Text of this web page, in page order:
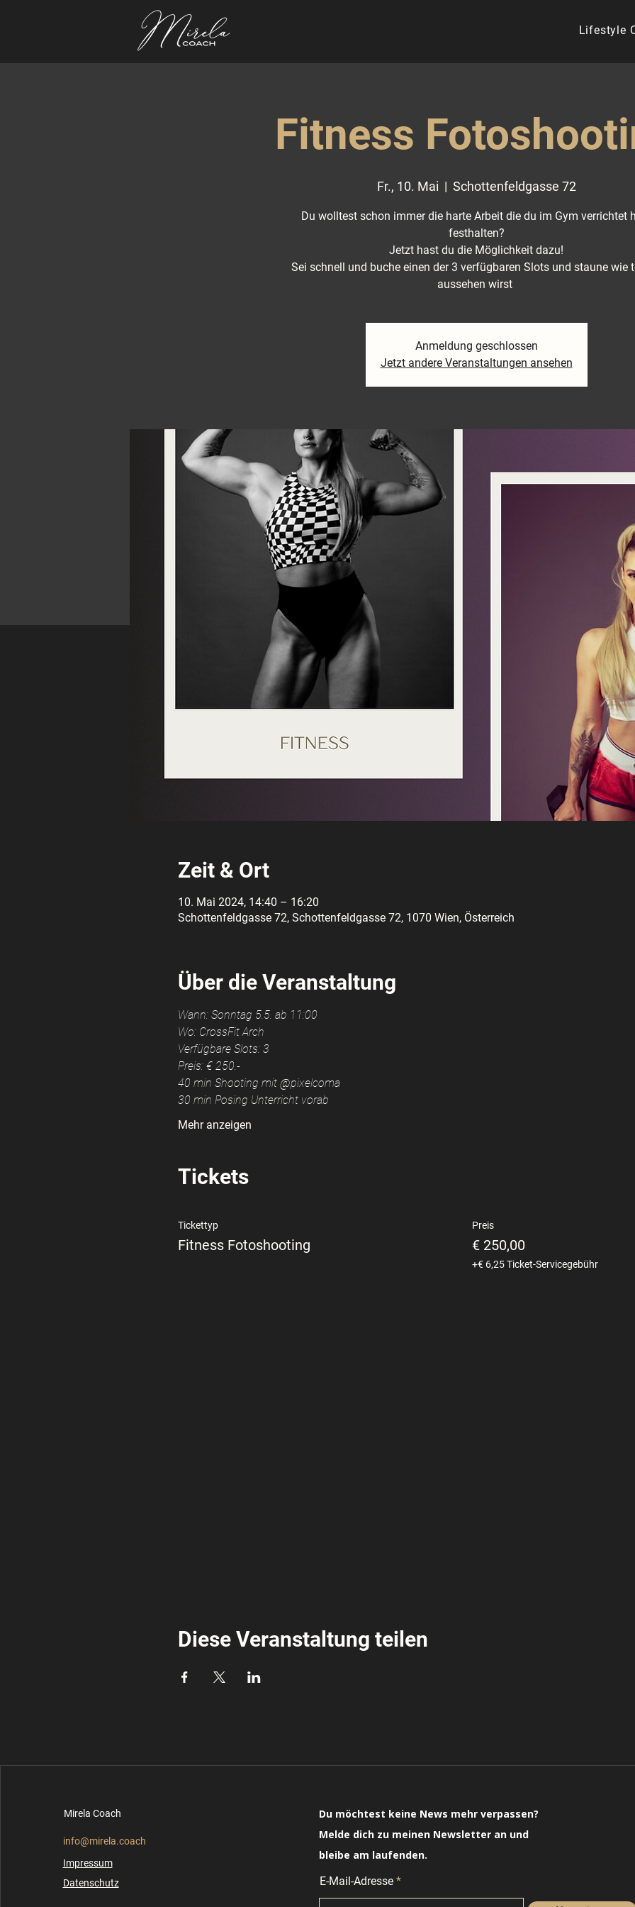
Lifestyle
Fitness
Fr., 10. Mai
  |
Schottenfeldgasse 72
Du wolltest schon immer die harte Arbeit die du im Gym verrichtet
festhalten?
Jetzt hast du die Möglichkeit dazu!
Sei schnell und buche einen der 3 verfügbaren Slots und staune wie
aussehen wirst
Anmeldung geschlossen
Jetzt andere Veranstaltungen ansehen
Zeit & Ort
10. Mai 2024, 14:40 – 16:20
Schottenfeldgasse 72, Schottenfeldgasse 72, 1070 Wien, Österreich
Über die Veranstaltung
Wann: Sonntag 5.5. ab 11:00
Wo: CrossFit Arch
Verfügbare Slots: 3
Preis: € 250.-
40 min Shooting mit @pixelcoma
30 min Posing Unterricht vorab
Mehr anzeigen
Tickets
Tickettyp
Fitness Fotoshooting
Preis
€ 250,00
+€ 6,25 Ticket-Servicegebühr
Diese Veranstaltung teilen
Mirela Coach
info@mirela.coach
Impressum
Datenschutz
Du möchtest keine News mehr verpassen?
Melde dich zu meinen Newsletter an und
bleibe am laufenden.
E-Mail-Adresse